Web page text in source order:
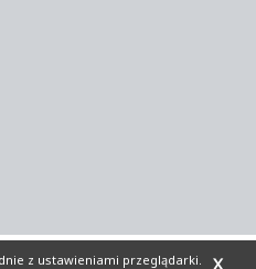
X
z ustawieniami przeglądarki.